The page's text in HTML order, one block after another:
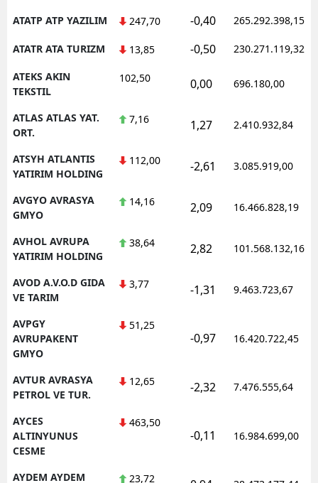
ATATP ATP YAZILIM 247,70 -0,40 265.292.398,15
ATATR ATA TURIZM 13,85 -0,50 230.271.119,32
ATEKS AKIN
TEKSTIL
102,50 0,00 696.180,00
ATLAS ATLAS YAT.
ORT.
7,16 1,27 2.410.932,84
ATSYH ATLANTIS
YATIRIM HOLDING
112,00 -2,61 3.085.919,00
AVGYO AVRASYA
GMYO
14,16 2,09 16.466.828,19
AVHOL AVRUPA
YATIRIM HOLDING
38,64 2,82 101.568.132,16
AVOD A.V.O.D GIDA
VE TARIM
3,77 -1,31 9.463.723,67
AVPGY
AVRUPAKENT
GMYO
51,25
-0,97 16.420.722,45
AVTUR AVRASYA
PETROL VE TUR.
12,65 -2,32 7.476.555,64
AYCES
ALTINYUNUS
CESME
463,50
-0,11 16.984.699,00
AYDEM AYDEM 23,72